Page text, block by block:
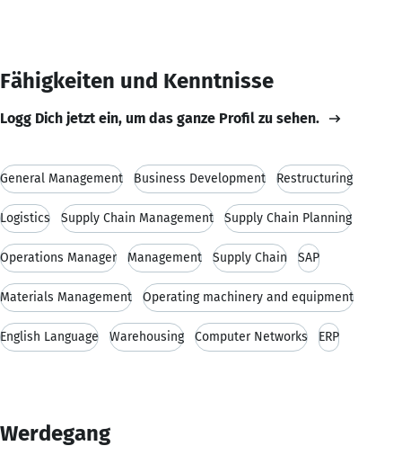
Fähigkeiten und Kenntnisse
Logg Dich jetzt ein, um das ganze Profil zu sehen.
General Management Business Development Restructuring
Logistics Supply Chain Management Supply Chain Planning
Operations Manager Management Supply Chain SAP
Materials Management Operating machinery and equipment
English Language Warehousing Computer Networks ERP
Werdegang